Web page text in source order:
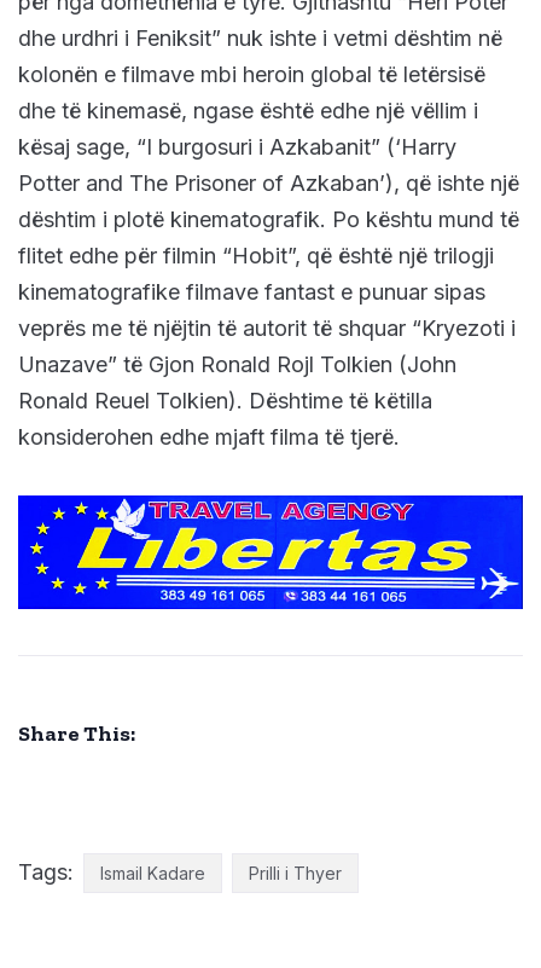
dhe urdhri i Feniksit” nuk ishte i vetmi dështim në
kolonën e filmave mbi heroin global të letërsisë
dhe të kinemasë, ngase është edhe një vëllim i
kësaj sage, “I burgosuri i Azkabanit” (‘Harry
Potter and The Prisoner of Azkaban’), që ishte një
dështim i plotë kinematografik. Po kështu mund të
flitet edhe për filmin “Hobit”, që është një trilogji
kinematografike filmave fantast e punuar sipas
veprës me të njëjtin të autorit të shquar “Kryezoti i
Unazave” të Gjon Ronald Rojl Tolkien (John
Ronald Reuel Tolkien). Dështime të këtilla
konsiderohen edhe mjaft filma të tjerë.
Share This:
Tags: Ismail Kadare Prilli i Thyer